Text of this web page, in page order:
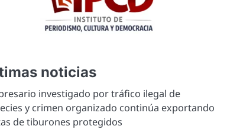
noticias
investigado por tráfico ilegal de
y crimen organizado continúa exportando
de tiburones protegidos